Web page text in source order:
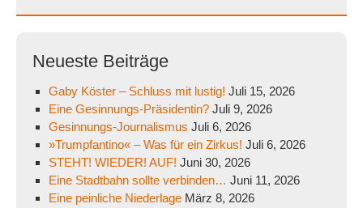
Neueste Beiträge
Gaby Köster – Schluss mit lustig! Juli 15, 2026
Eine Gesinnungs-Präsidentin? Juli 9, 2026
Gesinnungs-Journalismus Juli 6, 2026
»Trumpfantino« – Was für ein Zirkus! Juli 6, 2026
STEHT! WIEDER! AUF! Juni 30, 2026
Eine Stadtbahn sollte verbinden… Juni 11, 2026
Eine peinliche Niederlage März 8, 2026